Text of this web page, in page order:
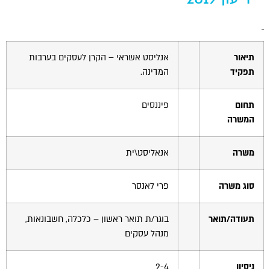
format_underlined הוסף קו תחתון לקישורים
את
כל
האפשרויות
תיאור
תפקיד
אנליסט אשראי – הקרן לעסקים בערבות
המדינה.
תחום
המשרה
פיננסים
משרה אנאליסט\ית
סוג משרה פרי לאנסר
תעודה/תואר
בוגר/ת תואר ראשון – כלכלה, חשבונאות,
מנהל עסקים